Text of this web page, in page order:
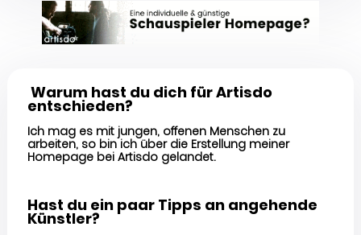
Warum hast du dich für Artisdo
entschieden?
Ich mag es mit jungen, offenen Menschen zu
arbeiten, so bin ich über die Erstellung meiner
Homepage bei Artisdo gelandet.
Hast du ein paar Tipps an angehende
Künstler?